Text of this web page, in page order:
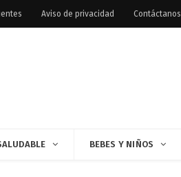
Aviso de privacidad Contáctanos
BEBES Y NIÑOS